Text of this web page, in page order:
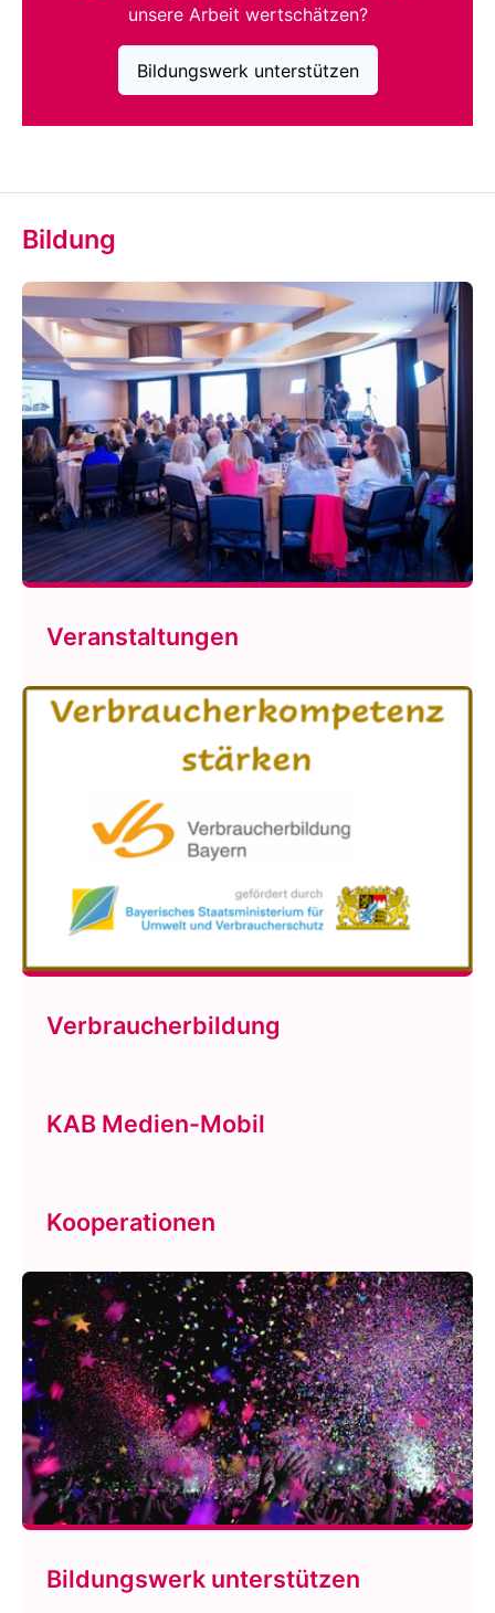
unsere Arbeit wertschätzen?
Bildungswerk unterstützen
Bildung
Veranstaltungen
Verbraucherbildung
KAB Medien-Mobil
Kooperationen
Bildungswerk unterstützen